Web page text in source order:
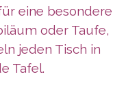
eine besondere
oder Taufe,
jeden Tisch in
Tafel.